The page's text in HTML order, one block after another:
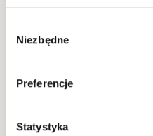
zgody
Niezbędne
Preferencje
Statystyka